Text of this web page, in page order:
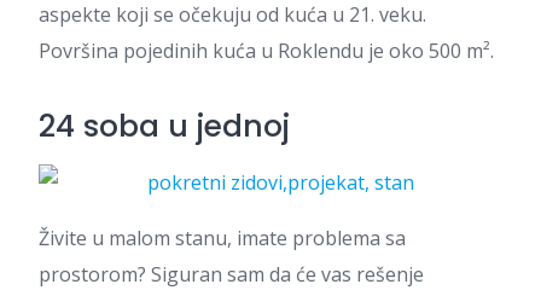
aspekte koji se očekuju od kuća u 21. veku.
Površina pojedinih kuća u Roklendu je oko 500 m².
24 soba u jednoj
Živite u malom stanu, imate problema sa
prostorom? Siguran sam da će vas rešenje